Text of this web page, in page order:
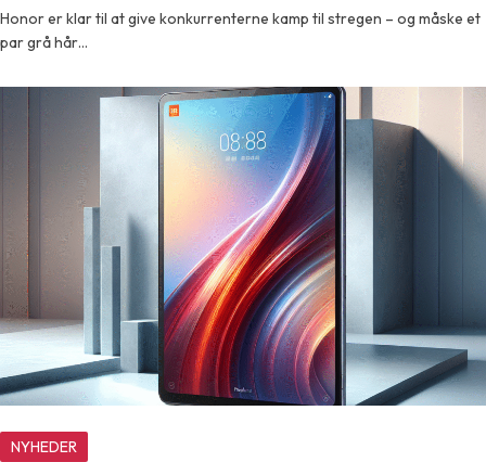
Honor er klar til at give konkurrenterne kamp til stregen – og måske et
par grå hår…
NYHEDER